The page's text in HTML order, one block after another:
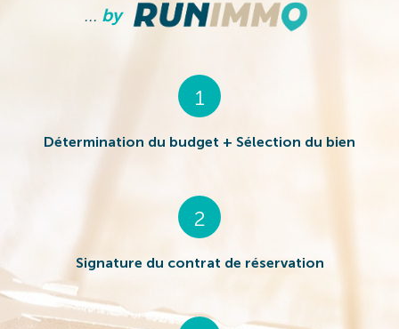
... by
1
Détermination du budget + Sélection du bien
2
Signature du contrat de réservation